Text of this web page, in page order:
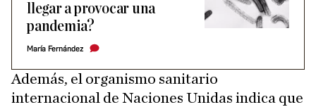
llegar a provocar una
pandemia?
María Fernández
Además, el organismo sanitario
internacional de Naciones Unidas indica que